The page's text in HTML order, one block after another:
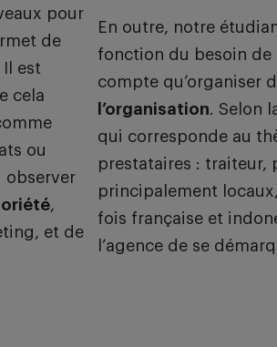
pour
de
est
cela
ou
observer
,
et de
En outre, notre
fonction du besoin de
compte qu’organiser
l’organisation. Selon
qui corresponde au
prestataires : traiteur,
principalement
fois française et
l’agence de se